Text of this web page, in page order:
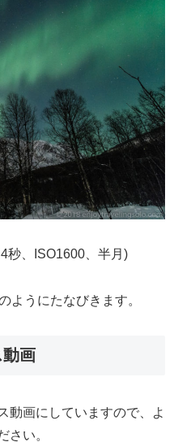
秒、ISO1600、半月)
ようにたなびきます。
画
動画にしていますので、よ
さい。